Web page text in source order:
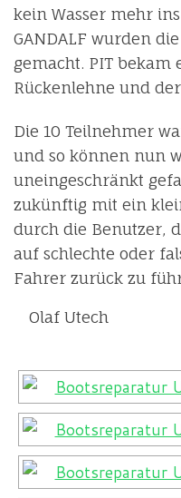
kein Wasser mehr
GANDALF wurden
gemacht. PIT bekam
Rückenlehne und
Die 10 Teilnehmer
und so können nun
uneingeschränkt
zukünftig mit ein
durch die Benutzer,
auf schlechte oder
Fahrer zurück zu
Olaf Utech